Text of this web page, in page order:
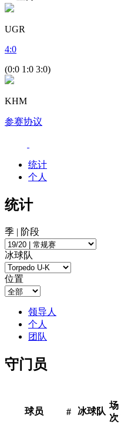
UGR
4:0
(0:0 1:0 3:0)
KHM
参赛协议
统计
个人
统计
季 | 阶段
冰球队
位置
领导人
个人
团队
守门员
球员 # 冰球队
场
次